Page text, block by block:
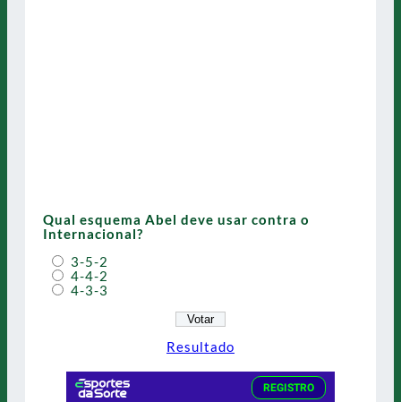
Qual esquema Abel deve usar contra o
Internacional?
3-5-2
4-4-2
4-3-3
Resultado